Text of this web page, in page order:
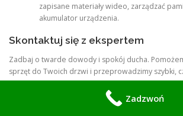
zapisane materiały wideo, zarządzać
akumulator urządzenia.
Skontaktuj się z ekspertem
Zadbaj o twarde dowody i spokój ducha.
sprzęt do Twoich drzwi i przeprowadzimy szybki,
Zadzwoń już teraz: 570 933 114
Warszawy – szybkie terminy realizacji i fachowe
Zadzwoń